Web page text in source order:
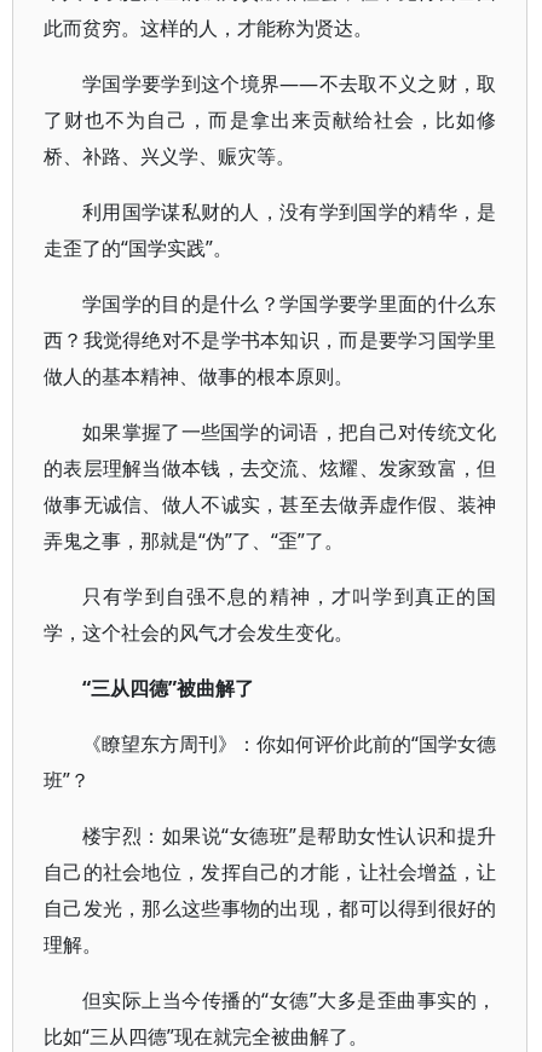
此而贫穷。这样的人，才能称为贤达。
学国学要学到这个境界——不去取不义之财，取
了财也不为自己，而是拿出来贡献给社会，比如修
桥、补路、兴义学、赈灾等。
利用国学谋私财的人，没有学到国学的精华，是
走歪了的“国学实践”。
学国学的目的是什么？学国学要学里面的什么东
西？我觉得绝对不是学书本知识，而是要学习国学里
做人的基本精神、做事的根本原则。
如果掌握了一些国学的词语，把自己对传统文化
的表层理解当做本钱，去交流、炫耀、发家致富，但
做事无诚信、做人不诚实，甚至去做弄虚作假、装神
弄鬼之事，那就是“伪”了、“歪”了。
只有学到自强不息的精神，才叫学到真正的国
学，这个社会的风气才会发生变化。
“三从四德”被曲解了
《瞭望东方周刊》：你如何评价此前的“国学女德
班”？
楼宇烈：如果说“女德班”是帮助女性认识和提升
自己的社会地位，发挥自己的才能，让社会增益，让
自己发光，那么这些事物的出现，都可以得到很好的
理解。
但实际上当今传播的“女德”大多是歪曲事实的，
比如“三从四德”现在就完全被曲解了。